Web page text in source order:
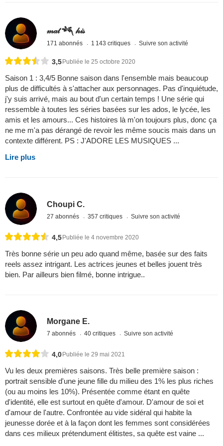
𝓂𝒶𝓉 𓆈 𝒽𝒾𝓈
171 abonnés 1 143 critiques Suivre son activité
3,5 Publiée le 25 octobre 2020
Saison 1 : 3,4/5 Bonne saison dans l'ensemble mais beaucoup
plus de difficultés à s'attacher aux personnages. Pas d'inquiétude,
j'y suis arrivé, mais au bout d'un certain temps ! Une série qui
ressemble à toutes les séries basées sur les ados, le lycée, les
amis et les amours... Ces histoires là m'on toujours plus, donc ça
ne me m'a pas dérangé de revoir les même soucis mais dans un
contexte différent. PS : J'ADORE LES MUSIQUES ...
Lire plus
Choupi C.
27 abonnés 357 critiques Suivre son activité
4,5Publiée le 4 novembre 2020
Très bonne série un peu ado quand même, basée sur des faits
reels assez intrigant. Les actrices jeunes et belles jouent très
bien. Par ailleurs bien filmé, bonne intrigue..
Morgane E.
7 abonnés 40 critiques Suivre son activité
4,0Publiée le 29 mai 2021
Vu les deux premières saisons. Très belle première saison :
portrait sensible d'une jeune fille du milieu des 1% les plus riches
(ou au moins les 10%). Présentée comme étant en quête
d'identité, elle est surtout en quête d'amour. D'amour de soi et
d'amour de l'autre. Confrontée au vide sidéral qui habite la
jeunesse dorée et à la façon dont les femmes sont considérées
dans ces milieux prétendument élitistes, sa quête est vaine ...